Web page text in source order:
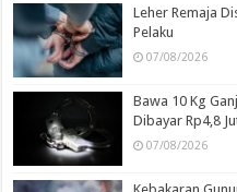
Leher Remaja
Pelaku
07/08/2026
Bawa 10 Kg
Dibayar Rp4,8
07/08/2026